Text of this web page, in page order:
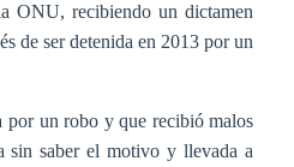
ONU, recibiendo un dictamen
de ser detenida en 2013 por un
por un robo y que recibió malos
sin saber el motivo y llevada a